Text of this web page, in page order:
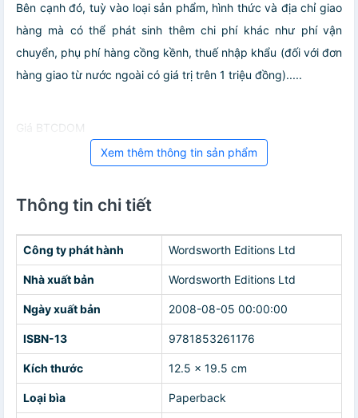
Bên cạnh đó, tuỳ vào loại sản phẩm, hình thức và địa chỉ giao
hàng mà có thể phát sinh thêm chi phí khác như phí vận
chuyển, phụ phí hàng cồng kềnh, thuế nhập khẩu (đối với đơn
hàng giao từ nước ngoài có giá trị trên 1 triệu đồng).....
Giá BTCDOM
Xem thêm thông tin sản phẩm
Thông tin chi tiết
Công ty phát hành Wordsworth Editions Ltd
Nhà xuất bản Wordsworth Editions Ltd
Ngày xuất bản 2008-08-05 00:00:00
ISBN-13 9781853261176
Kích thước 12.5 x 19.5 cm
Loại bìa Paperback